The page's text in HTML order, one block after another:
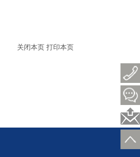
关闭本页 打印本页